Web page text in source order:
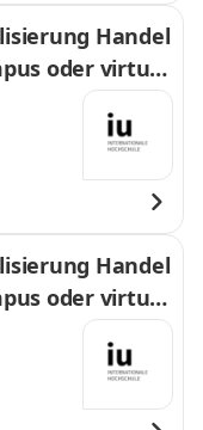
Handel
oder virtuel
Handel
oder virtuel